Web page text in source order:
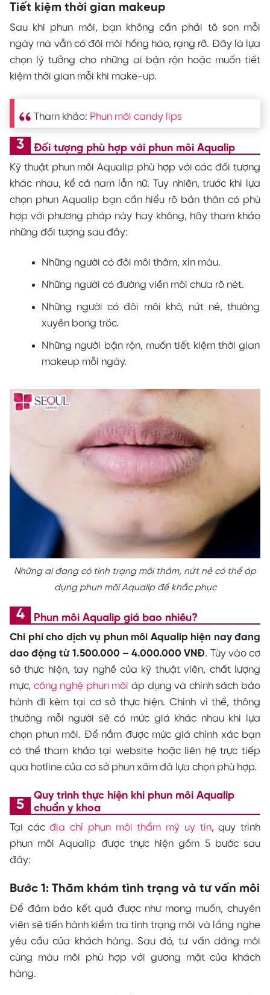
Tiết kiệm thời gian makeup
Sau khi phun môi, bạn không cần phải tô son mỗi
ngày mà vẫn có đôi môi hồng hào, rạng rỡ. Đây là lựa
chọn lý tưởng cho những ai bận rộn hoặc muốn tiết
kiệm thời gian mỗi khi make-up.
Tham khảo: Phun môi candy lips
Đối tượng phù hợp với phun môi Aqualip
Kỹ thuật phun môi Aqualip phù hợp với các đối tượng
khác nhau, kể cả nam lẫn nữ. Tuy nhiên, trước khi lựa
chọn phun Aqualip bạn cần hiểu rõ bản thân có phù
hợp với phương pháp này hay không, hãy tham khảo
những đối tượng sau đây:
Những người có đôi môi thâm, xỉn màu.
Những người có đường viền môi chưa rõ nét.
Những người có đôi môi khô, nứt nẻ, thường
xuyên bong tróc.
Những người bận rộn, muốn tiết kiệm thời gian
makeup mỗi ngày.
Những ai đang có tình trạng môi thâm, nứt nẻ có thể áp
dụng phun môi Aqualip để khắc phục
Phun môi Aqualip giá bao nhiêu?
Chi phí cho dịch vụ phun môi Aqualip hiện nay đang
dao động từ 1.500.000 – 4.000.000 VNĐ. Tùy vào cơ
sở thực hiện, tay nghề của kỹ thuật viên, chất lượng
mực, công nghệ phun môi áp dụng và chính sách bảo
hành đi kèm tại cơ sở thực hiện. Chính vì thế, thông
thường mỗi người sẽ có mức giá khác nhau khi lựa
chọn phun môi. Để nắm được mức giá chính xác bạn
có thể tham khảo tại website hoặc liên hệ trực tiếp
qua hotline của cơ sở phun xăm đã lựa chọn phù hợp.
Quy trình thực hiện khi phun môi Aqualip
chuẩn y khoa
Tại cácđịa chỉ phun môi thẩm mỹ uy tín, quy trình
phun môi Aqualip được thực hiện gồm 5 bước sau
đây:
Bước 1: Thăm khám tình trạng và tư vấn môi
Để đảm bảo kết quả được như mong muốn, chuyên
viên sẽ tiến hành kiểm tra tình trạng môi và lắng nghe
yêu cầu của khách hàng. Sau đó, tư vấn dáng môi
cùng màu môi phù hợp với gương mặt của khách
hàng.